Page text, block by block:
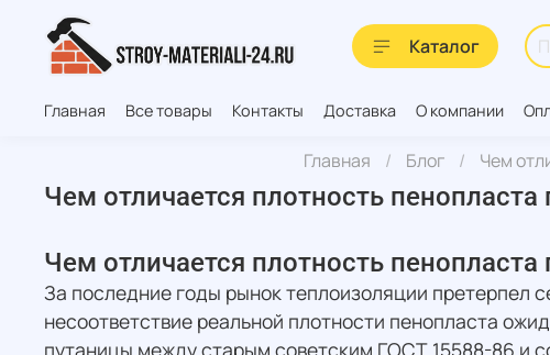
Каталог
Главная Все товары Контакты Доставка О компании
Главная Блог Чем
Чем отличается плотность
Чем отличается плотность
За последние годы рынок теплоизоляции претерпел
несоответствие реальной плотности пенопласта
путаницы между старым советским ГОСТ 15588-86 и